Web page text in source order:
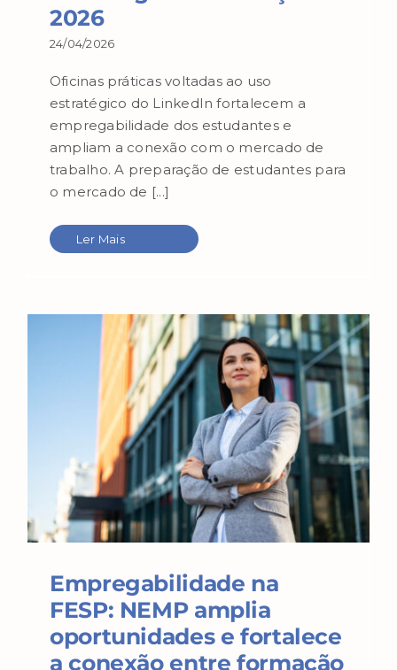
2026
24/04/2026
Oficinas práticas voltadas ao uso
estratégico do LinkedIn fortalecem a
empregabilidade dos estudantes e
ampliam a conexão com o mercado de
trabalho. A preparação de estudantes para
o mercado de [...]
Ler Mais
Empregabilidade na
FESP: NEMP amplia
oportunidades e fortalece
a conexão entre formação